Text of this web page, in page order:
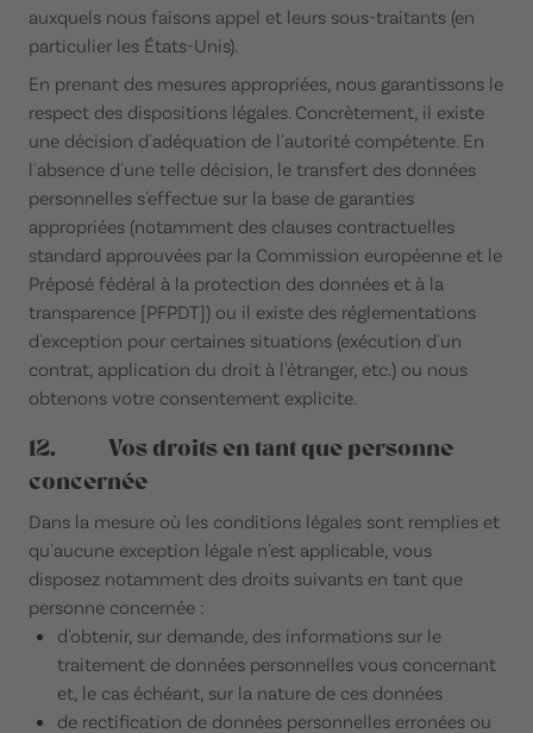
auxquels nous faisons appel et leurs sous-traitants (en
particulier les États-Unis).
En prenant des mesures appropriées, nous garantissons le
respect des dispositions légales. Concrètement, il existe
une décision d'adéquation de l'autorité compétente. En
l'absence d'une telle décision, le transfert des données
personnelles s'effectue sur la base de garanties
appropriées (notamment des clauses contractuelles
standard approuvées par la Commission européenne et le
Préposé fédéral à la protection des données et à la
transparence [PFPDT]) ou il existe des réglementations
d'exception pour certaines situations (exécution d'un
contrat, application du droit à l'étranger, etc.) ou nous
obtenons votre consentement explicite.
12. Vos droits en tant que personne
concernée
Dans la mesure où les conditions légales sont remplies et
qu'aucune exception légale n'est applicable, vous
disposez notamment des droits suivants en tant que
personne concernée :
d'obtenir, sur demande, des informations sur le
traitement de données personnelles vous concernant
et, le cas échéant, sur la nature de ces données
de rectification de données personnelles erronées ou